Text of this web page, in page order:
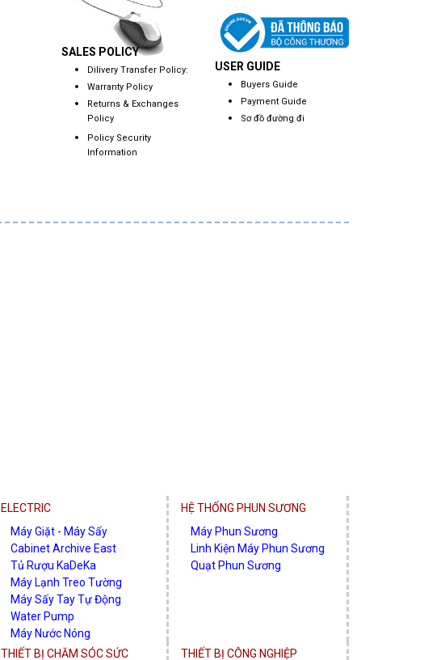
SALES POLICY
Dilivery Transfer Policy:
Warranty Policy
Returns & Exchanges
Policy
Policy Security
Information
USER GUIDE
Buyers Guide
Payment Guide
Sơ đồ đường đi
ELECTRIC
Máy Giặt - Máy Sấy
Cabinet Archive East
Tủ Rượu KaDeKa
Máy Lạnh Treo Tường
Máy Sấy Tay Tự Động
Water Pump
Máy Nước Nóng
Máy Lọc Không Khí - Máy
HỆ THỐNG PHUN SƯƠNG
Máy Phun Sương
Linh Kiện Máy Phun Sương
Quạt Phun Sương
THIẾT BỊ CHĂM SÓC SỨC THIẾT BỊ CÔNG NGHIỆP